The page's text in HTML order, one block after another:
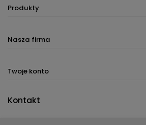
Produkty
Nasza firma
Twoje konto
Kontakt